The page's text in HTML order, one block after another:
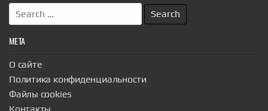
Search
for:
МЕТА
О сайте
Политика конфиденциальности
Файлы cookies
Контакты